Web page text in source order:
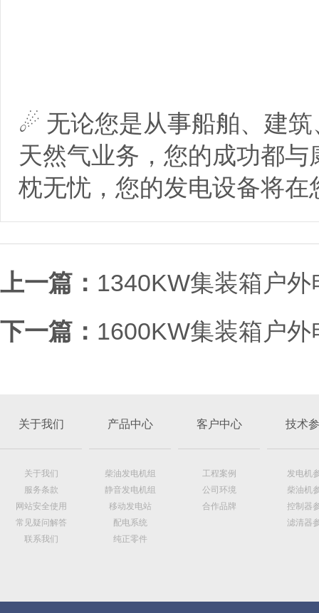
☄ 无论您是从事船舶、建
天然气业务，您的成功都
枕无忧，您的发电设备将在
上一篇： 1340KW集装箱户外
下一篇： 1600KW集装箱户外
关于我们
关于我们
服务条款
网站安全使用
常见疑问解答
联系我们
产品中心
柴油发电机组
静音发电机组
移动发电站
配电系统
纯正零件
客户中心
工程案例
公司环境
合作品牌
技术
发电机
柴油机
控制器
滤清器